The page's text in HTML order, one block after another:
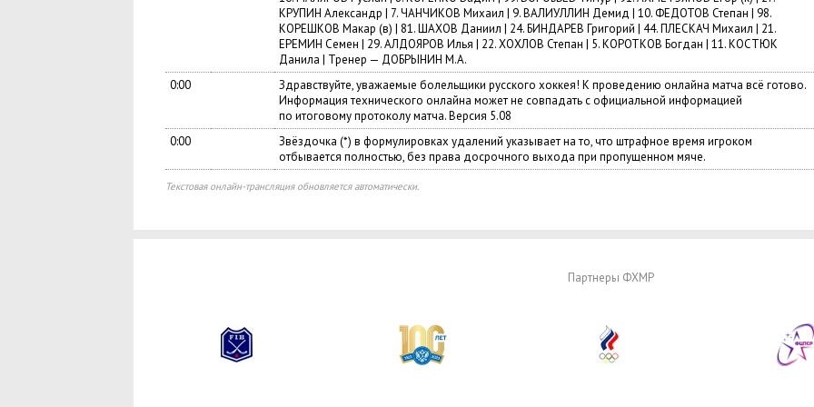
КРУПИН Александр | 7. ЧАНЧИКОВ Михаил | 9. ВАЛИУЛЛИН Демид | 10. ФЕДОТОВ Степан | 98.
КОРЕШКОВ Макар (в) | 81. ШАХОВ Даниил | 24. БИНДАРЕВ Григорий | 44. ПЛЕСКАЧ Михаил | 21.
ЕРЕМИН Семен | 29. АЛДОЯРОВ Илья | 22. ХОХЛОВ Степан | 5. КОРОТКОВ Богдан | 11. КОСТЮК
Данила | Тренер — ДОБРЫНИН М.А.
0:00
Здравствуйте, уважаемые болельщики русского хоккея! К проведению онлайна матча всё готово.
Информация технического онлайна может не совпадать с официальной информацией
по итоговому протоколу матча. Версия 5.08
0:00
Звёздочка (*) в формулировках удалений указывает на то, что штрафное время игроком
отбывается полностью, без права досрочного выхода при пропущенном мяче.
Текстовая онлайн-трансляция обновляется автоматически.
Партнеры ФХМР